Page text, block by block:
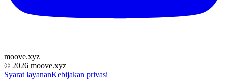
moove.xyz
© 2026 moove.xyz
Syarat layananKebijakan privasi